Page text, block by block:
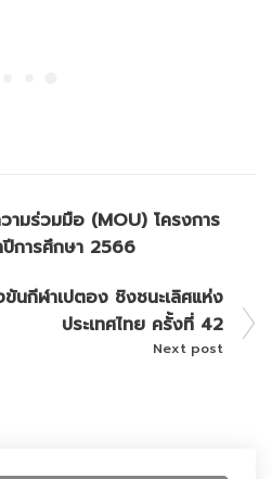
ามร่วมมือ (MOU) โครงการ
การศึกษา 2566
นกีฬาเปตอง ชิงชนะเลิศแห่ง
ประเทศไทย ครั้งที่ 42
Next post